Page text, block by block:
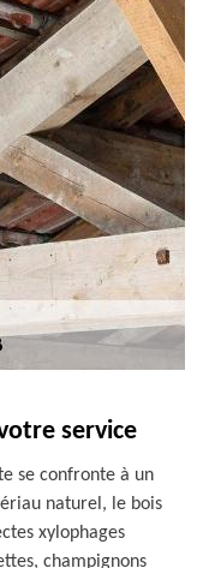
service
se confronte à un
naturel, le bois
xylophages
champignons